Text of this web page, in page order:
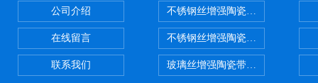
公司介绍
在线留言
联系我们
不锈钢丝增强陶瓷纤维布，陶瓷布
不锈钢丝增强陶瓷纤维布应用范围
玻璃丝增强陶瓷带，硅酸铝纤维